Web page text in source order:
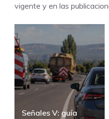
vigente y en las
Señales V: guía